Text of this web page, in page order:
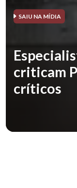
SAIU NA MÍDIA
criticam
críticos